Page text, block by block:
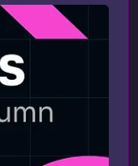
это не просто
Она пом